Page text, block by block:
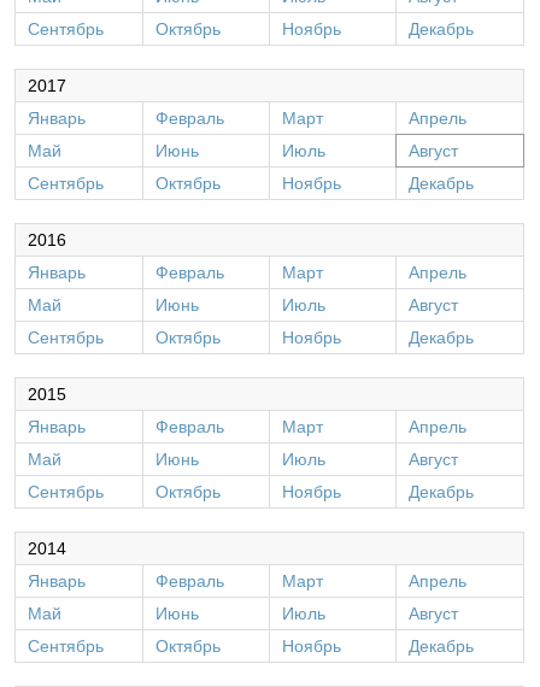
Сентябрь
Октябрь Ноябрь Декабрь
2017
Январь
Февраль Март
Апрель
Май
Июнь Июль
Август
Сентябрь
Октябрь Ноябрь Декабрь
2016
Январь
Февраль Март
Апрель
Май
Июнь Июль
Август
Сентябрь
Октябрь Ноябрь Декабрь
2015
Январь
Февраль Март
Апрель
Май
Июнь Июль
Август
Сентябрь
Октябрь Ноябрь Декабрь
2014
Январь
Февраль Март
Апрель
Май
Июнь Июль
Август
Сентябрь
Октябрь Ноябрь Декабрь